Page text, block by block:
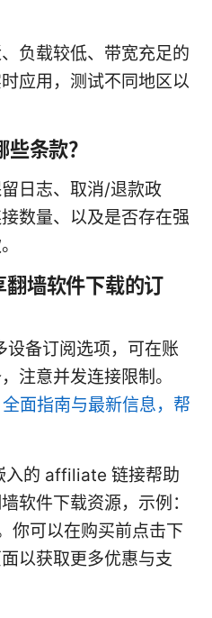
负载较低、带宽充足的
应用，测试不同地区以
条款？
日志、取消/退款政
数量、以及是否存在强
墙软件下载的订
备订阅选项，可在账
注意并发连接限制。
面指南与最新信息，帮
入的 affiliate 链接帮助
软件下载资源，示例：
你可以在购买前点击下
以获取更多优惠与支